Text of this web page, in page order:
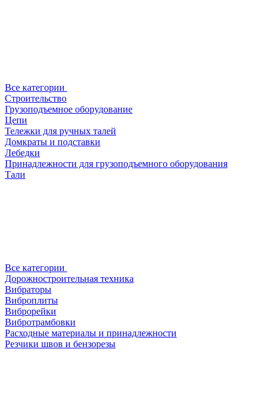
Все категории
Строительство
Грузоподъемное оборудование
Цепи
Тележки для ручных талей
Домкраты и подставки
Лебедки
Принадлежности для грузоподъемного оборудования
Тали
Все категории
Дорожностроительная техника
Вибраторы
Виброплиты
Виброрейки
Вибротрамбовки
Расходные материалы и принадлежности
Резчики швов и бензорезы